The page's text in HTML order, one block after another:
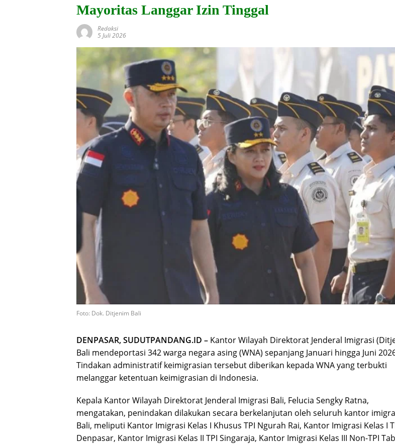
Mayoritas Langgar Izin Tinggal
Redaksi
5 Juli 2026
Foto: Dok. Ditjenim Bali
DENPASAR, SUDUTPANDANG.ID – Kantor Wilayah Direktorat Jenderal Imigrasi
Bali mendeportasi 342 warga negara asing (WNA) sepanjang Januari hingga Juni
Tindakan administratif keimigrasian tersebut diberikan kepada WNA yang terbukti
melanggar ketentuan keimigrasian di Indonesia.
Kepala Kantor Wilayah Direktorat Jenderal Imigrasi Bali, Felucia Sengky Ratna,
mengatakan, penindakan dilakukan secara berkelanjutan oleh seluruh kantor
Bali, meliputi Kantor Imigrasi Kelas I Khusus TPI Ngurah Rai, Kantor Imigrasi Kelas I
Denpasar, Kantor Imigrasi Kelas II TPI Singaraja, Kantor Imigrasi Kelas III Non-TPI